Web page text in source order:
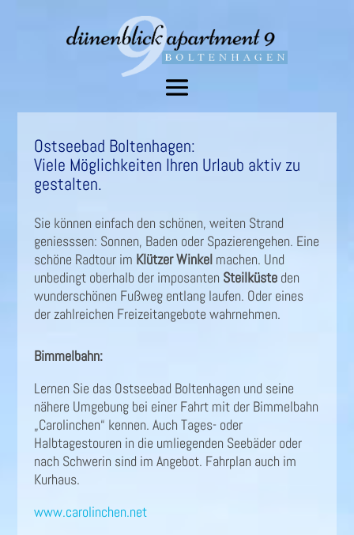
Ostseebad Boltenhagen:
Viele Möglichkeiten Ihren Urlaub aktiv zu
gestalten.
Sie können einfach den schönen, weiten Strand
geniesssen: Sonnen, Baden oder Spazierengehen. Eine
schöne Radtour im Klützer Winkelmachen. Und
unbedingt oberhalb der imposanten Steilküsteden
wunderschönen Fußweg entlang laufen. Oder eines
der zahlreichen Freizeitangebote wahrnehmen.
Bimmelbahn:
Lernen Sie das Ostseebad Boltenhagen und seine
nähere Umgebung bei einer Fahrt mit der Bimmelbahn
„Carolinchen“ kennen. Auch Tages- oder
Halbtagestouren in die umliegenden Seebäder oder
nach Schwerin sind im Angebot. Fahrplan auch im
Kurhaus.
www.carolinchen.net